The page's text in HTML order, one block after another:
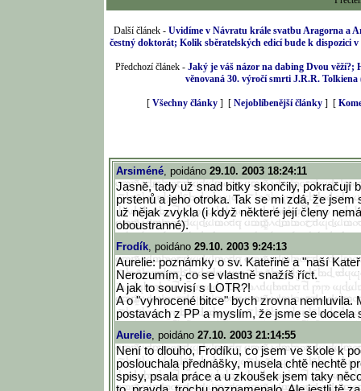
Další článek - Uvidíme v Návratu krále svatbu Aragorna a
čestný doktorát; Kolik sběratelských edicí bude k dispozici
Předchozí článek -Jaký je váš názor na dabing Dvou
věnovaná 30. výročí smrti J.R.R. Tolkiena
[Všechny články ] [Nejoblíbenější články ] [
Arsiméné, poidáno 29.10. 2003 18:24:11
Jasně, tady už snad bitky skončily, pokračují
prstenů a jeho otroka. Tak se mi zdá, že jsem
už nějak zvykla (i když některé její členy
oboustranné).
Frodík, poidáno 29.10. 2003 9:24:13
Aurelie: poznámky o sv. Kateřině a "naší
Nerozumím, co se vlastně snažíš říct.
A jak to souvisí s LOTR?!
A o "vyhrocené bitce" bych zrovna nemluvila.
postavách z PP a myslím, že jsme se docela
Aurelie, poidáno 27.10. 2003 21:14:55
Není to dlouho, Frodíku, co jsem ve škole k
poslouchala přednášky, musela chtě nechtě
spisy, psala práce a u zkoušek jsem taky